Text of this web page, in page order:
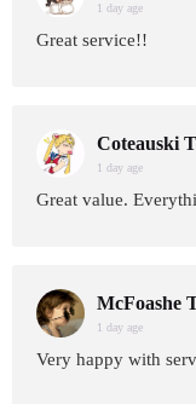
1 day age
Great service!!
Coteauski
1 day age
Great value.
McFoashe
1 day age
Very happy with